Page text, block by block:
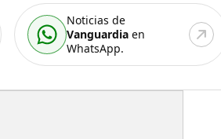
Noticias de
Vanguardia en
WhatsApp.